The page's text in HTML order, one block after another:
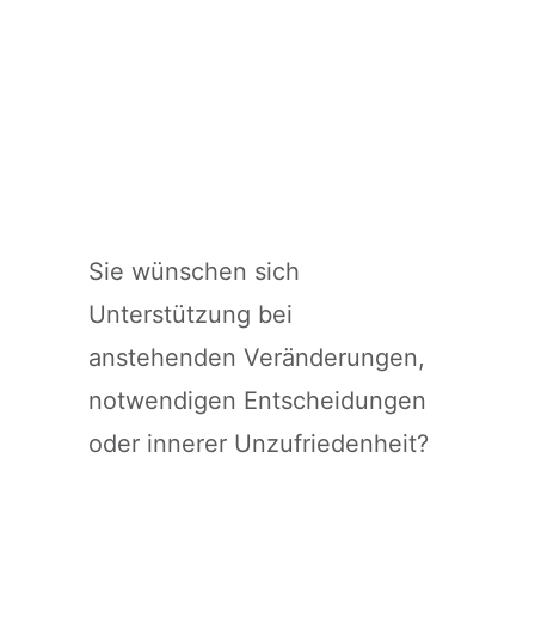
Sie wünschen sich
Unterstützung bei
anstehenden Veränderungen,
notwendigen Entscheidungen
oder innerer Unzufriedenheit?